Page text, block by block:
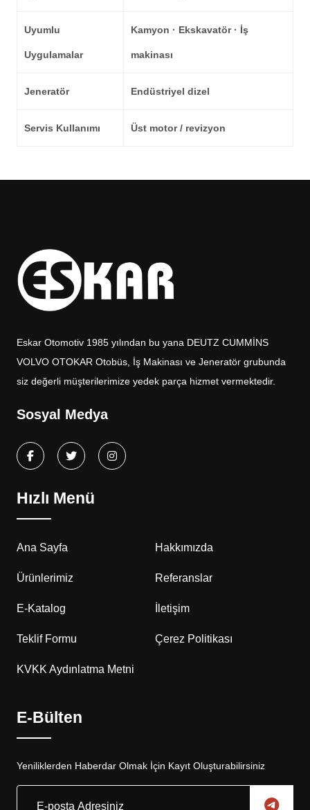
Uyumlu
Uygulamalar
Kamyon · Ekskavatör · İş
makinası
Jeneratör Endüstriyel dizel
Servis Kullanımı Üst motor / revizyon
Eskar Otomotiv 1985 yılından bu yana DEUTZ CUMMİNS
VOLVO OTOKAR Otobüs, İş Makinası ve Jeneratör grubunda
siz değerli müşterilerimize yedek parça hizmet vermektedir.
Sosyal Medya
Hızlı Menü
Ana Sayfa Hakkımızda
Ürünlerimiz Referanslar
E-Katalog İletişim
Teklif Formu Çerez Politikası
KVKK Aydınlatma Metni
E-Bülten
Yeniliklerden Haberdar Olmak İçin Kayıt Oluşturabilirsiniz